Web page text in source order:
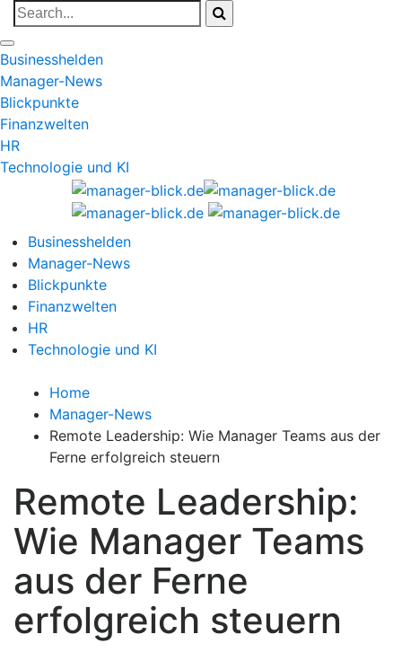
Businesshelden
Manager-News
Blickpunkte
Finanzwelten
HR
Technologie und KI
Businesshelden
Manager-News
Blickpunkte
Finanzwelten
HR
Technologie und KI
Home
Manager-News
Remote Leadership: Wie Manager Teams aus der
Ferne erfolgreich steuern
Remote Leadership:
Wie Manager Teams
aus der Ferne
erfolgreich steuern